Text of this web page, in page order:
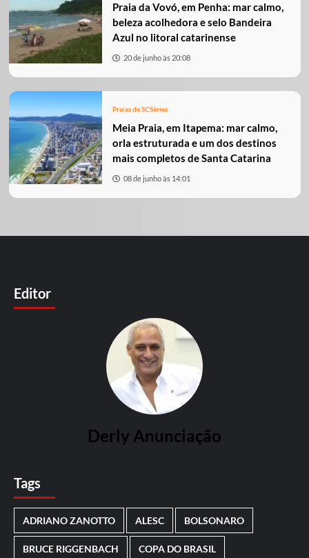
Praia da Vovó, em Penha: mar calmo,
beleza acolhedora e selo Bandeira
Azul no litoral catarinense
20 de junho às 20:08
Praias de SCSéries
Meia Praia, em Itapema: mar calmo,
orla estruturada e um dos destinos
mais completos de Santa Catarina
08 de junho às 14:01
Editor
Derly Anunciação
Tags
ADRIANO ZANOTTO ALESC BOLSONARO
BRUCE RIGGENBACH COPA DO BRASIL